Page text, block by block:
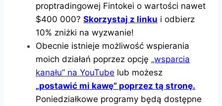
proptradingowej Fintokei o wartości nawet
$400 000? Skorzystaj z linku i odbierz
10% zniżki na wyzwanie!
Obecnie istnieje możliwość wspierania
moich działań poprzez opcję „wsparcia
kanału” na YouTube lub możesz
„postawić mi kawę” poprzez tą stronę.
Poniedziałkowe programy będą dostępne